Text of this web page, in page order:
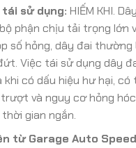
tái sử dụng: HIẾM KHI.
phận chịu tải trọng lớn
số hỏng, dây đai thường
Việc tái sử dụng dây
khi có dấu hiệu hư hại, có
và nguy cơ hỏng
gian ngắn.
từ Garage Auto